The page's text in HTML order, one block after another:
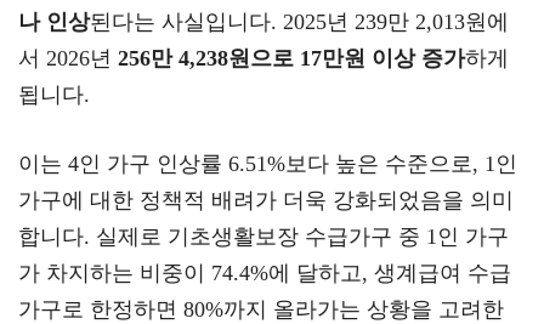
나 인상된다는 사실입니다. 2025년 239만 2,013원에
서 2026년 256만 4,238원으로 17만원 이상 증가하게
됩니다.
이는 4인 가구 인상률 6.51%보다 높은 수준으로, 1인
가구에 대한 정책적 배려가 더욱 강화되었음을 의미
합니다. 실제로 기초생활보장 수급가구 중 1인 가구
가 차지하는 비중이 74.4%에 달하고, 생계급여 수급
가구로 한정하면 80%까지 올라가는 상황을 고려한